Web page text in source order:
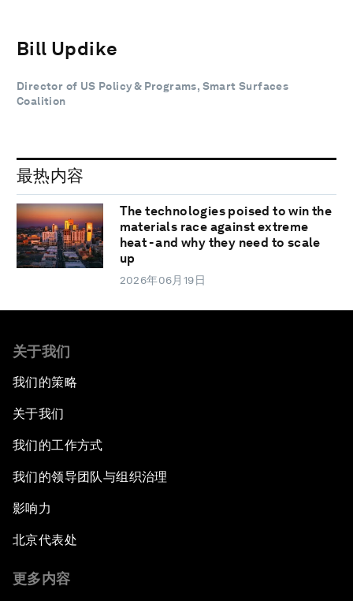
Bill Updike
Director of US Policy & Programs, Smart Surfaces
Coalition
最热内容
The technologies poised to win the
materials race against extreme
heat - and why they need to scale
up
2026年06月19日
关于我们
我们的策略
关于我们
我们的工作方式
我们的领导团队与组织治理
影响力
北京代表处
更多内容